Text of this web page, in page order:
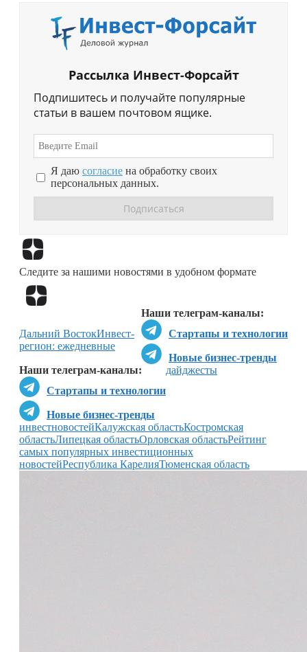
Рассылка Инвест-Форсайт
Подпишитесь и получайте популярные
статьи в вашем почтовом ящике.
Я даю согласие на обработку своих
персональных данных.
Следите за нашими новостями в удобном формате
Наши телеграм-каналы:
Стартапы и технологии
Новые бизнес-тренды
Наши телеграм-каналы:
Стартапы и технологии
Новые бизнес-тренды
Дальний ВостокИнвест-
регион: ежедневные
дайджесты
инвестновостейКалужская областьКостромская
областьЛипецкая областьОрловская областьРейтинг
самых популярных инвестиционных
новостейРеспублика КарелияТюменская область